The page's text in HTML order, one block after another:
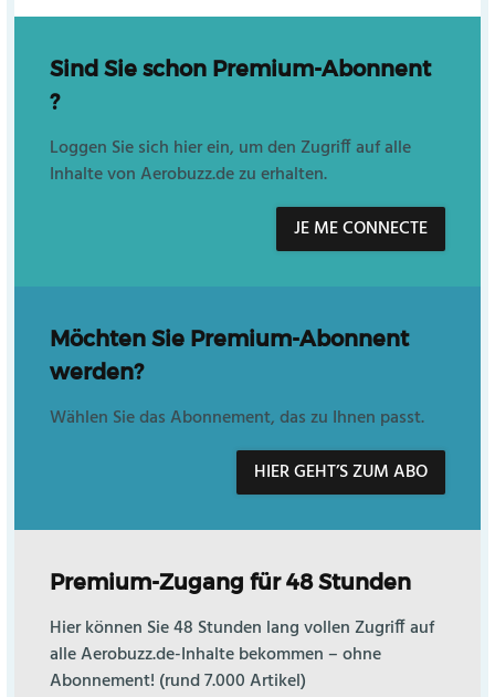
Sind Sie schon Premium-Abonnent
?
Loggen Sie sich hier ein, um den Zugriff auf alle
Inhalte von Aerobuzz.de zu erhalten.
JE ME CONNECTE
Möchten Sie Premium-Abonnent
werden?
Wählen Sie das Abonnement, das zu Ihnen passt.
HIER GEHT’S ZUM ABO
Premium-Zugang für 48 Stunden
Hier können Sie 48 Stunden lang vollen Zugriff auf
alle Aerobuzz.de-Inhalte bekommen – ohne
Abonnement! (rund 7.000 Artikel)